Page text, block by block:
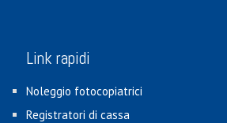
Link rapidi
Noleggio fotocopiatrici
Registratori di cassa